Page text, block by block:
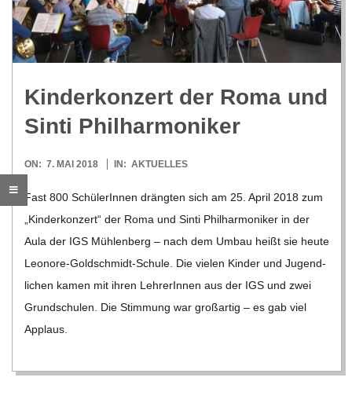
R
E
G
O
L
D
S
C
Kin­der­kon­zert der Roma und
Sinti Philharmoniker
2018-
07
ON: 7. MAI 2018 IN: AKTUELLES
Fast 800 Schü­le­rIn­nen dräng­ten sich am 25. April 2018 zum
„Kin­der­kon­zert“ der Roma und Sinti Phil­har­mo­ni­ker in der
Aula der IGS Müh­len­berg – nach dem Umbau heißt sie heute
Leo­­nore-Gol­d­­schmidt-Schule. Die vie­len Kin­der und Jugend­
li­chen kamen mit ihren Leh­re­rIn­nen aus der IGS und zwei
Grund­schu­len. Die Stim­mung war groß­ar­tig – es gab viel
Applaus.